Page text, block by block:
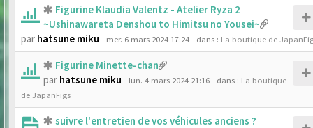
Figurine Klaudia Valentz - Atelier Ryza 2
~Ushinawareta Denshou to Himitsu no Yousei~
par hatsune miku - mer. 6 mars 2024 17:24- dans : La boutique de
Figurine Minette-chan
par hatsune miku - lun. 4 mars 2024 21:16- dans : La boutique
de JapanFigs
suivre l'entretien de vos véhicules anciens ?